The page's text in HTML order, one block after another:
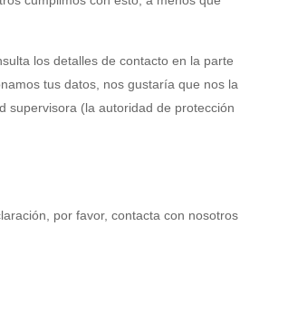
los detalles de contacto en la parte
tus datos, nos gustaría que nos la
supervisora (la autoridad de protección
por favor, contacta con nosotros